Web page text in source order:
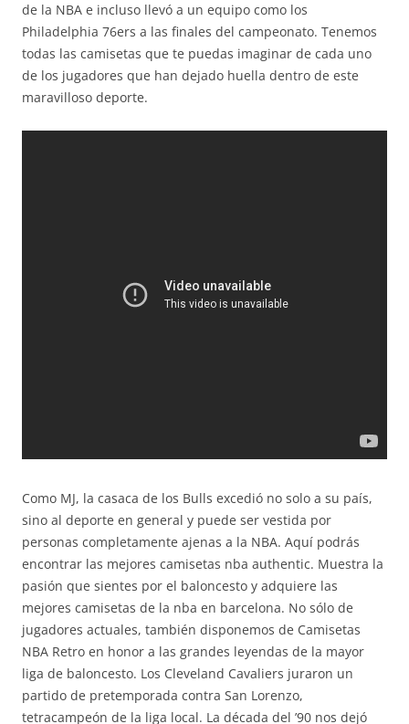
de la NBA e incluso llevó a un equipo como los
Philadelphia 76ers a las finales del campeonato. Tenemos
todas las camisetas que te puedas imaginar de cada uno
de los jugadores que han dejado huella dentro de este
maravilloso deporte.
Como MJ, la casaca de los Bulls excedió no solo a su país,
sino al deporte en general y puede ser vestida por
personas completamente ajenas a la NBA. Aquí podrás
encontrar las mejores camisetas nba authentic. Muestra la
pasión que sientes por el baloncesto y adquiere las
mejores camisetas de la nba en barcelona. No sólo de
jugadores actuales, también disponemos de Camisetas
NBA Retro en honor a las grandes leyendas de la mayor
liga de baloncesto. Los Cleveland Cavaliers juraron un
partido de pretemporada contra San Lorenzo,
tetracampeón de la liga local. La década del ’90 nos dejó